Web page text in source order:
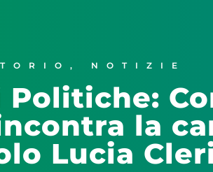
, NOTIZIE
Politiche:
la
Lucia